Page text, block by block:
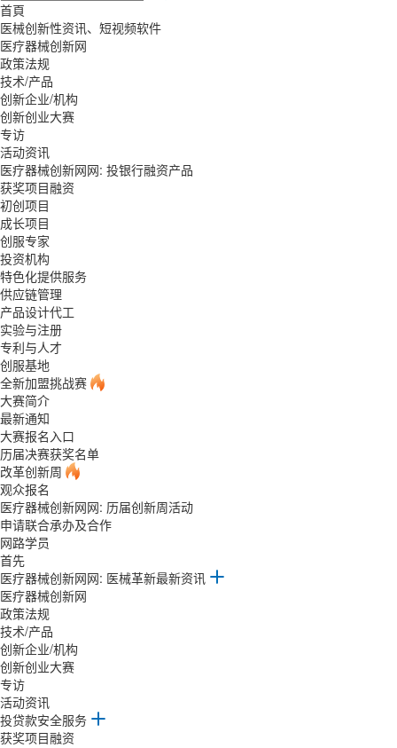
首頁
医械创新性资讯、短视频软件
医疗器械创新网
政策法规
技术/产品
创新企业/机构
创新创业大赛
专访
活动资讯
医疗器械创新网网: 投银行融资产品
获奖项目融资
初创项目
成长项目
创服专家
投资机构
特色化提供服务
供应链管理
产品设计代工
实验与注册
专利与人才
创服基地
全新加盟挑战赛
大赛简介
最新通知
大赛报名入口
历届决赛获奖名单
改革创新周
观众报名
医疗器械创新网网: 历届创新周活动
申请联合承办及合作
网路学员
首先
医疗器械创新网网: 医械革新最新资讯
医疗器械创新网
政策法规
技术/产品
创新企业/机构
创新创业大赛
专访
活动资讯
投贷款安全服务
获奖项目融资